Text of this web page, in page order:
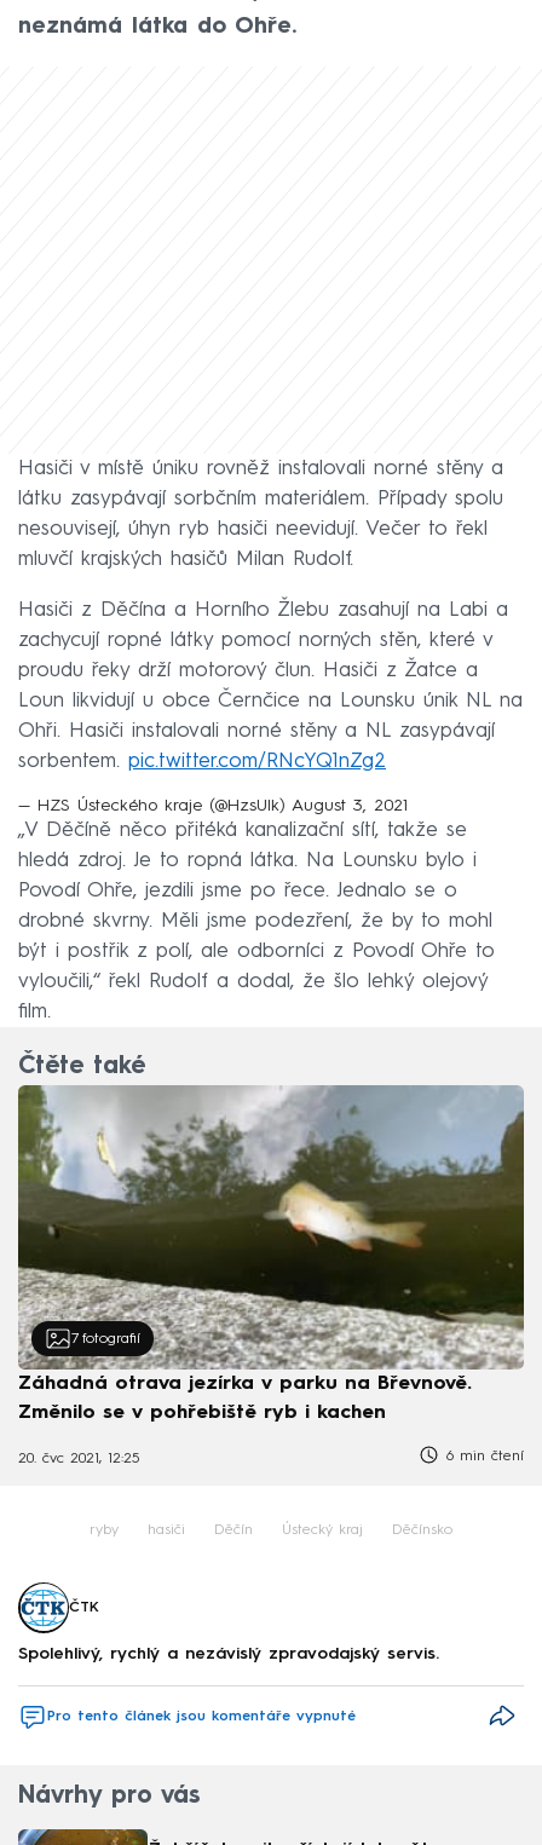
neznámá látka do Ohře.
Hasiči v místě úniku rovněž instalovali norné stěny a
látku zasypávají sorbčním materiálem. Případy spolu
nesouvisejí, úhyn ryb hasiči neevidují. Večer to řekl
mluvčí krajských hasičů Milan Rudolf.
Hasiči z Děčína a Horního Žlebu zasahují na Labi a
zachycují ropné látky pomocí norných stěn, které v
proudu řeky drží motorový člun. Hasiči z Žatce a
Loun likvidují u obce Černčice na Lounsku únik NL na
Ohři. Hasiči instalovali norné stěny a NL zasypávají
sorbentem. pic.twitter.com/RNcYQ1nZg2
— HZS Ústeckého kraje (@HzsUlk) August 3, 2021
„V Děčíně něco přitéká kanalizační sítí, takže se
hledá zdroj. Je to ropná látka. Na Lounsku bylo i
Povodí Ohře, jezdili jsme po řece. Jednalo se o
drobné skvrny. Měli jsme podezření, že by to mohl
být i postřik z polí, ale odborníci z Povodí Ohře to
vyloučili,“ řekl Rudolf a dodal, že šlo lehký olejový
film.
Čtěte také
7 fotografií
Záhadná otrava jezírka v parku na Břevnově.
Změnilo se v pohřebiště ryb i kachen
20. čvc 2021, 12:25 6 min čtení
ryby hasiči Děčín Ústecký kraj Děčínsko
ČTK
Spolehlivý, rychlý a nezávislý zpravodajský servis.
Pro tento článek jsou komentáře vypnuté
Návrhy pro vás